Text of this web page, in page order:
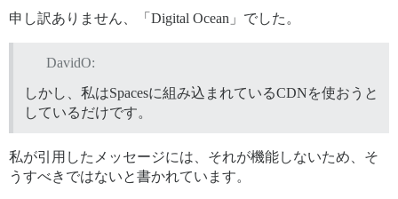
申し訳ありません、「Digital Ocean」でした。
DavidO:
しかし、私はSpacesに組み込まれているCDNを使おうと
しているだけです。
私が引用したメッセージには、それが機能しないため、そ
うすべきではないと書かれています。